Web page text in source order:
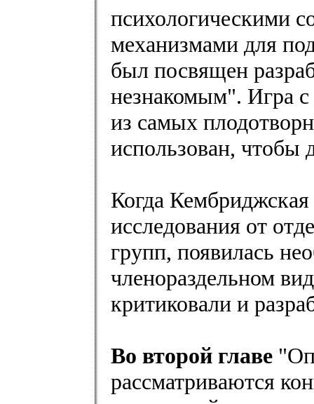
психологическими
механизмами для
был посвящен
незнакомым". Игра
из самых
использован, чтобы
Когда
исследования от
групп, появилась
членораздельном
критиковали и
Во второй главе
рассматриваются